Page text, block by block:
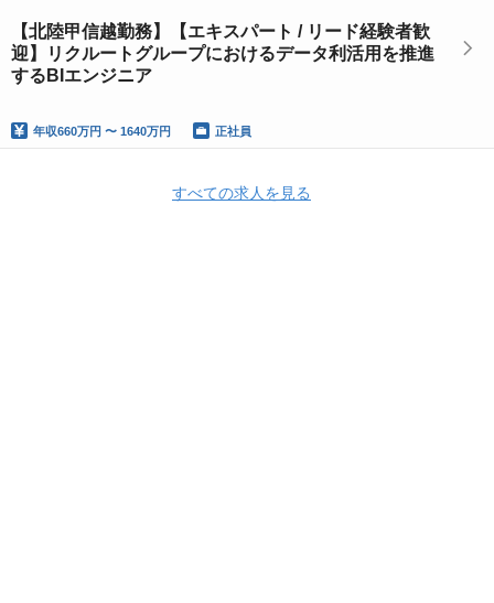
【北陸甲信越勤務】【エキスパート / リード経験者歓
迎】リクルートグループにおけるデータ利活用を推進
するBIエンジニア
年収660万円 〜 1640万円 正社員
すべての求人を見る